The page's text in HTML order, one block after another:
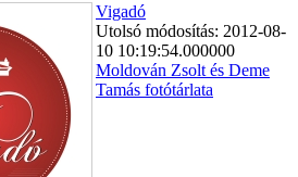
Vigadó
Utolsó módosítás: 2012-08-
10 10:19:54.000000
Moldován Zsolt és Deme
Tamás fotótárlata